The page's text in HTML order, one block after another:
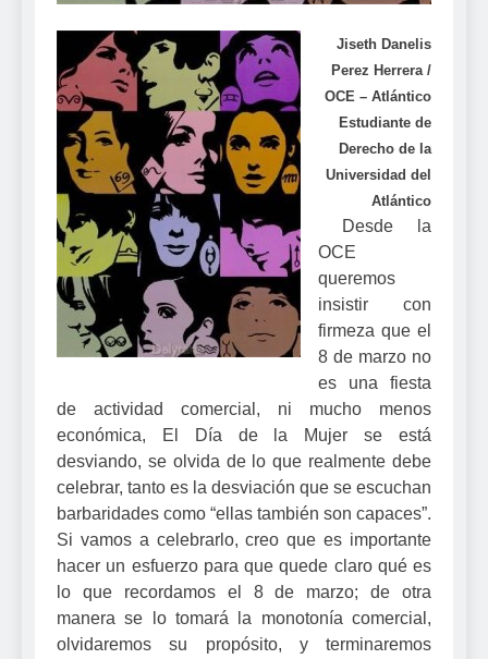
Jiseth Danelis
Perez Herrera /
OCE – Atlántico
Estudiante de
Derecho de la
Universidad del
Atlántico
Desde la
OCE
queremos
insistir con
firmeza que el
8 de marzo no
es una fiesta
de actividad comercial, ni mucho menos
económica, El Día de la Mujer se está
desviando, se olvida de lo que realmente debe
celebrar, tanto es la desviación que se escuchan
barbaridades como “ellas también son capaces”.
Si vamos a celebrarlo, creo que es importante
hacer un esfuerzo para que quede claro qué es
lo que recordamos el 8 de marzo; de otra
manera se lo tomará la monotonía comercial,
olvidaremos su propósito, y terminaremos